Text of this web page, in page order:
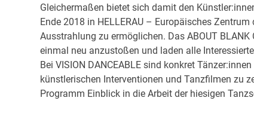
Gleichermaßen bietet sich damit den
Ende 2018 in HELLERAU – Europäisches
Ausstrahlung zu ermöglichen. Das ABOUT
einmal neu anzustoßen und laden alle
Bei VISION DANCEABLE sind konkret
künstlerischen Interventionen und Tanzfilmen zu
Programm Einblick in die Arbeit der hiesigen